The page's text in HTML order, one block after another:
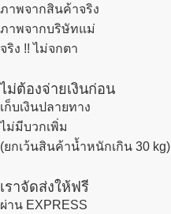
ภาพจากสินค้าจริง
ภาพจากบริษัทแม่
จริง !! ไม่จกตา
ไม่ต้องจ่ายเงินก่อน
เก็บเงินปลายทาง
ไม่มีบวกเพิ่ม
(ยกเว้นสินค้าน้ำหนักเกิน 30 kg)
เราจัดส่งให้ฟรี
ผ่าน EXPRESS